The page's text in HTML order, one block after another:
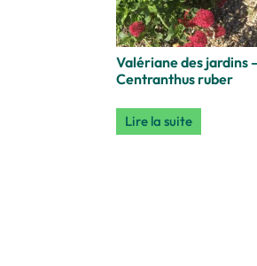
Valériane des jardins –
Centranthus ruber
Lire la suite